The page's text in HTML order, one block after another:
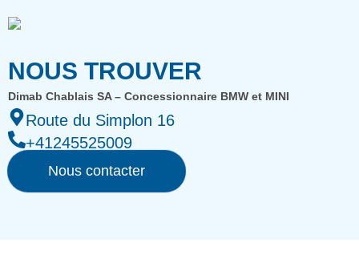
NOUS TROUVER
Dimab Chablais SA – Concessionnaire BMW et MINI
Route du Simplon 16
+41245525009
Nous contacter